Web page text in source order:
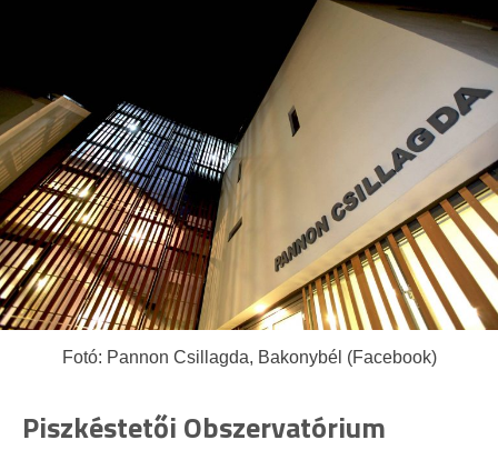
Fotó: Pannon Csillagda, Bakonybél (Facebook)
Piszkéstetői Obszervatórium